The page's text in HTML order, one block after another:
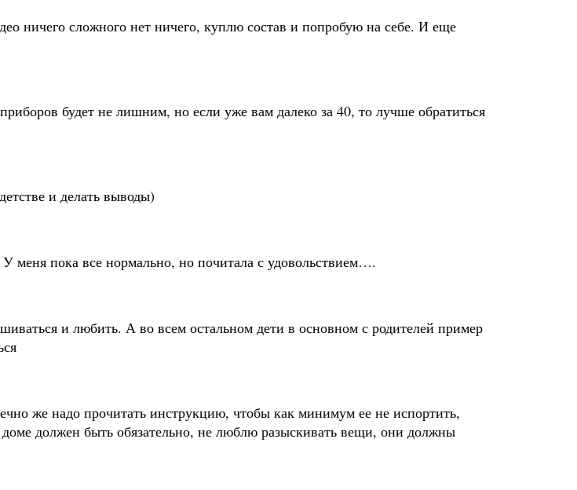
ничего сложного нет ничего, куплю состав и попробую на себе. И еще
будет не лишним, но если уже вам далеко за 40, то лучше обратиться
и делать выводы)
пока все нормально, но почитала с удовольствием….
и любить. А во всем остальном дети в основном с родителей пример
же надо прочитать инструкцию, чтобы как минимум ее не испортить,
должен быть обязательно, не люблю разыскивать вещи, они должны